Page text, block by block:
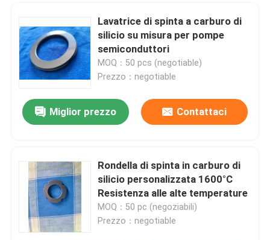
Lavatrice di spinta a carburo di
silicio su misura per pompe
semiconduttori
MOQ：50 pcs (negotiable)
Prezzo：negotiable
Miglior prezzo Contattaci
Rondella di spinta in carburo di
silicio personalizzata 1600°C
Resistenza alle alte temperature
MOQ：50 pc (negoziabili)
Prezzo：negotiable